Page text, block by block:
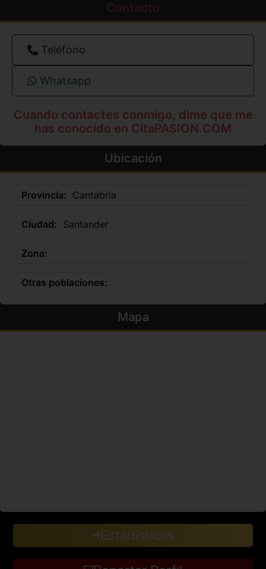
Contacto
Teléfono
Whatsapp
Cuando contactes conmigo, dime que me
has conocido en CitaPASION.COM
Ubicación
Provincia: Cantabria
Ciudad: Santander
Zona:
Otras poblaciones:
Mapa
Estadisticas